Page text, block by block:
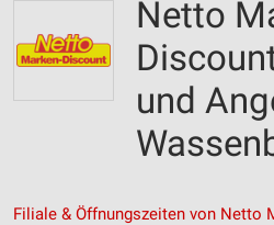
Netto
und
Filiale & Öffnungszeiten von Netto